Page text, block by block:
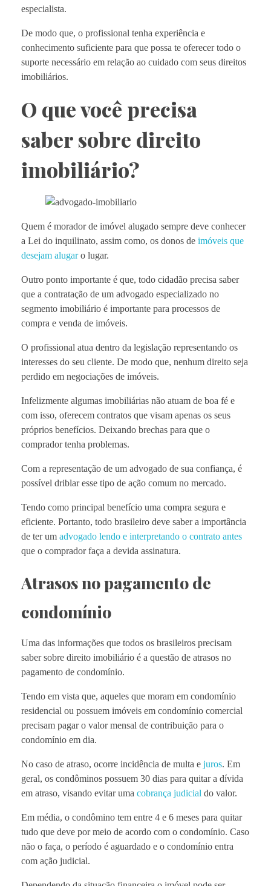
especialista.
De modo que, o profissional tenha experiência e
conhecimento suficiente para que possa te oferecer todo o
suporte necessário em relação ao cuidado com seus direitos
imobiliários.
O que você precisa
saber sobre direito
imobiliário?
Quem é morador de imóvel alugado sempre deve conhecer
a Lei do inquilinato, assim como, os donos de imóveis que
desejam alugaro lugar.
Outro ponto importante é que, todo cidadão precisa saber
que a contratação de um advogado especializado no
segmento imobiliário é importante para processos de
compra e venda de imóveis.
O profissional atua dentro da legislação representando os
interesses do seu cliente. De modo que, nenhum direito seja
perdido em negociações de imóveis.
Infelizmente algumas imobiliárias não atuam de boa fé e
com isso, oferecem contratos que visam apenas os seus
próprios benefícios. Deixando brechas para que o
comprador tenha problemas.
Com a representação de um advogado de sua confiança, é
possível driblar esse tipo de ação comum no mercado.
Tendo como principal benefício uma compra segura e
eficiente. Portanto, todo brasileiro deve saber a importância
de ter um advogado lendo e interpretando o contrato antes
que o comprador faça a devida assinatura.
Atrasos no pagamento de
condomínio
Uma das informações que todos os brasileiros precisam
saber sobre direito imobiliário é a questão de atrasos no
pagamento de condomínio.
Tendo em vista que, aqueles que moram em condomínio
residencial ou possuem imóveis em condomínio comercial
precisam pagar o valor mensal de contribuição para o
condomínio em dia.
No caso de atraso, ocorre incidência de multa e juros. Em
geral, os condôminos possuem 30 dias para quitar a dívida
em atraso, visando evitar uma cobrança judicial do valor.
Em média, o condômino tem entre 4 e 6 meses para quitar
tudo que deve por meio de acordo com o condomínio. Caso
não o faça, o período é aguardado e o condomínio entra
com ação judicial.